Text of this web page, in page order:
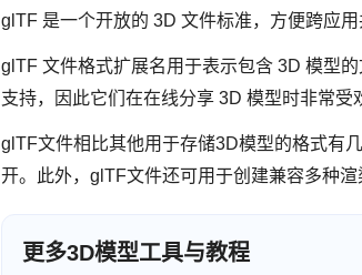
glTF 是一个开放的 3D 文件标准，方便跨应
glTF 文件格式扩展名用于表示包含 3D 模型
支持，因此它们在在线分享 3D 模型时非常受
glTF文件相比其他用于存储3D模型的格式有
开。此外，glTF文件还可用于创建兼容多种
更多3D模型工具与教程